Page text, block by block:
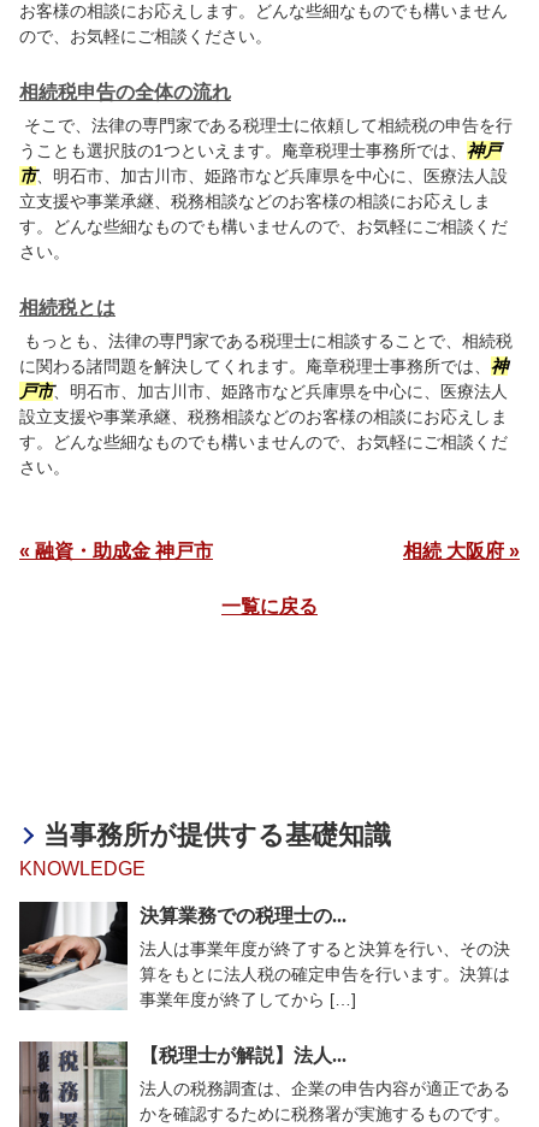
お客様の相談にお応えします。どんな些細なものでも構いません
ので、お気軽にご相談ください。
相続税申告の全体の流れ
そこで、法律の専門家である税理士に依頼して相続税の申告を行
うことも選択肢の1つといえます。庵章税理士事務所では、 神戸
市、明石市、加古川市、姫路市など兵庫県を中心に、医療法人設
立支援や事業承継、税務相談などのお客様の相談にお応えしま
す。どんな些細なものでも構いませんので、お気軽にご相談くだ
さい。
相続税とは
もっとも、法律の専門家である税理士に相談することで、相続税
に関わる諸問題を解決してくれます。庵章税理士事務所では、 神
戸市、明石市、加古川市、姫路市など兵庫県を中心に、医療法人
設立支援や事業承継、税務相談などのお客様の相談にお応えしま
す。どんな些細なものでも構いませんので、お気軽にご相談くだ
さい。
« 融資・助成金 神戸市 相続 大阪府 »
一覧に戻る
当事務所が提供する基礎知識
KNOWLEDGE
決算業務での税理士の...
法人は事業年度が終了すると決算を行い、その決
算をもとに法人税の確定申告を行います。決算は
事業年度が終了してから […]
【税理士が解説】法人...
法人の税務調査は、企業の申告内容が適正である
かを確認するために税務署が実施するものです。